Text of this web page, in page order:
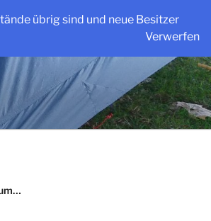
übrig sind und neue Besitzer
Verwerfen